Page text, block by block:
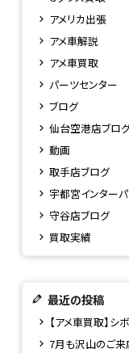
アメリカ出張
アメ車解説
アメ車買取
パーツセンター
ブログ
仙台空港店ブロ
動画
取手店ブログ
宇都宮インター
守谷店ブログ
買取実績
最近の投稿
【アメ車買取】シ
7月も沢山のご来